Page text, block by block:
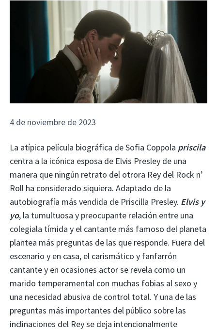
4 de noviembre de 2023
La atípica película biográfica de Sofia Coppola priscila
centra a la icónica esposa de Elvis Presley de una
manera que ningún retrato del otrora Rey del Rock n’
Roll ha considerado siquiera. Adaptado de la
autobiografía más vendida de Priscilla Presley. Elvis y
yo, la tumultuosa y preocupante relación entre una
colegiala tímida y el cantante más famoso del planeta
plantea más preguntas de las que responde. Fuera del
escenario y en casa, el carismático y fanfarrón
cantante y en ocasiones actor se revela como un
marido temperamental con muchas fobias al sexo y
una necesidad abusiva de control total. Y una de las
preguntas más importantes del público sobre las
inclinaciones del Rey se deja intencionalmente